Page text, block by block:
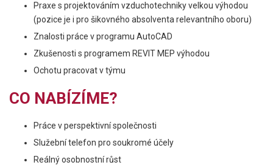
Praxe s projektováním vzduchotechniky velkou výhodou
(pozice je i pro šikovného absolventa relevantního oboru)
Znalosti práce v programu AutoCAD
Zkušenosti s programem REVIT MEP výhodou
Ochotu pracovat v týmu
CO NABÍZÍME?
Práce v perspektivní společnosti
Služební telefon pro soukromé účely
Reálný osobnostní růst